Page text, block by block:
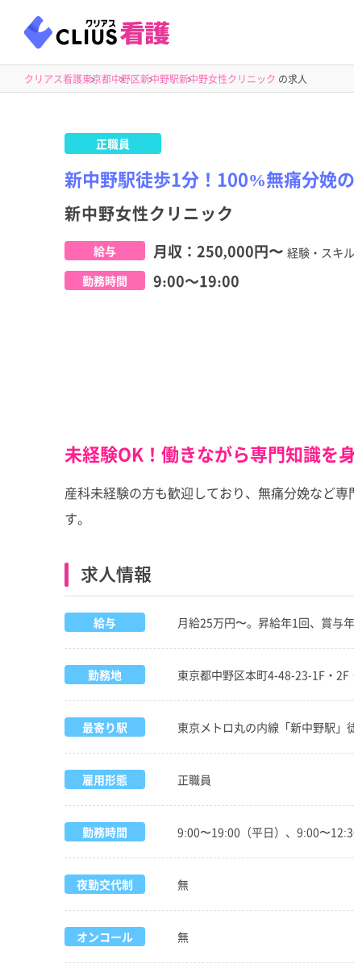
クリアス看護東京都中野区新中野駅新中野女性クリニック の求人
正職員
新中野駅徒歩1分！100%無痛分娩
新中野女性クリニック
給与 月収： 250,000円〜 経験・スキ
勤務時間
9:00～19:00
未経験OK！働きながら専門知識を
産科未経験の方も歓迎しており、無痛分娩など
す。
求人情報
給与 月給25万円〜。昇給年1回、賞与年
勤務地 東京都中野区本町4-48-23-1F・2F
最寄り駅 東京メトロ丸の内線「新中野駅」
雇用形態 正職員
勤務時間 9:00〜19:00（平日）、9:00〜
夜勤交代制 無
オンコール 無